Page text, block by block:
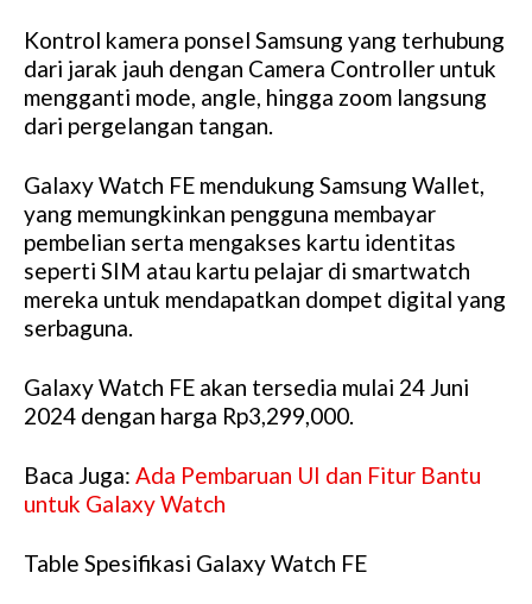
Kontrol kamera ponsel Samsung yang terhubung
dari jarak jauh dengan Camera Controller untuk
mengganti mode, angle, hingga zoom langsung
dari pergelangan tangan.
Galaxy Watch FE mendukung Samsung Wallet,
yang memungkinkan pengguna membayar
pembelian serta mengakses kartu identitas
seperti SIM atau kartu pelajar di smartwatch
mereka untuk mendapatkan dompet digital yang
serbaguna.
Galaxy Watch FE akan tersedia mulai 24 Juni
2024 dengan harga Rp3,299,000.
Baca Juga: Ada Pembaruan UI dan Fitur Bantu
untuk Galaxy Watch
Table Spesifikasi Galaxy Watch FE